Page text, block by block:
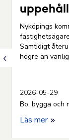
Nyköpings
Samtidigt
högre än
2026-05-29
Bo, bygga och
Läs mer